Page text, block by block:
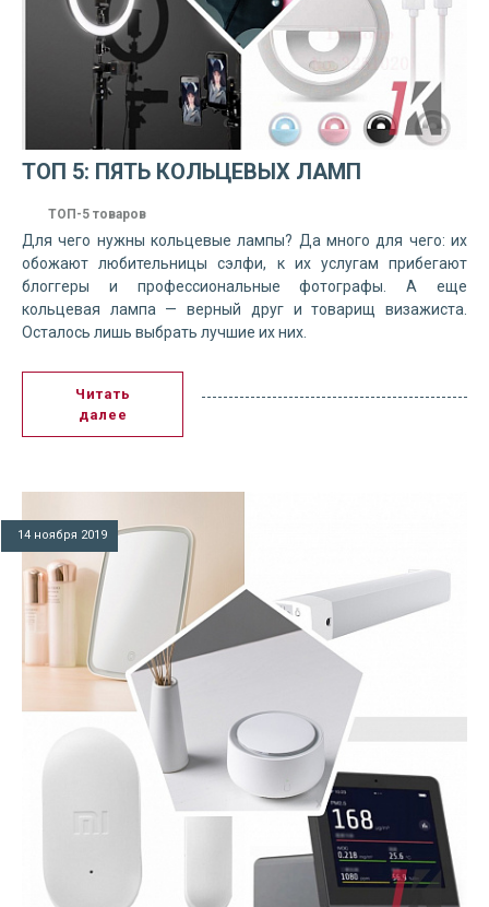
ТОП 5: ПЯТЬ КОЛЬЦЕВЫХ ЛАМП
ТОП-5 товаров
Для чего нужны кольцевые лампы? Да много для чего: их
обожают любительницы сэлфи, к их услугам прибегают
блоггеры и профессиональные фотографы. А еще
кольцевая лампа — верный друг и товарищ визажиста.
Осталось лишь выбрать лучшие их них.
Читать
далее
14 ноября 2019